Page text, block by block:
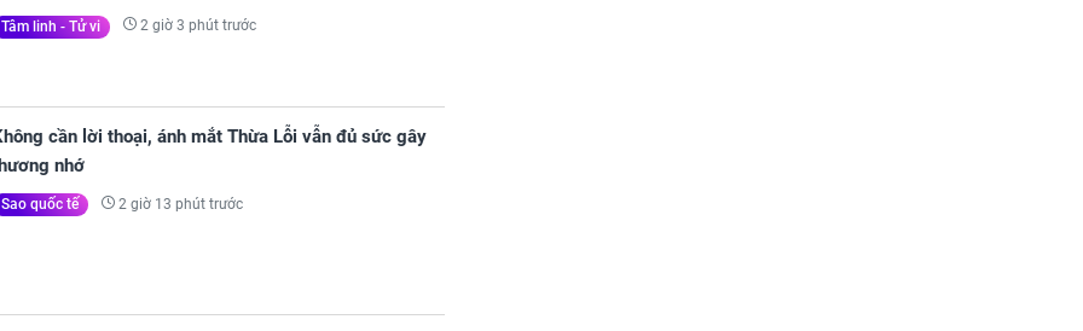
Tâm linh - Tử vi 2 giờ 3 phút trước
cần lời thoại, ánh mắt Thừa Lỗi vẫn đủ sức gây
nhớ